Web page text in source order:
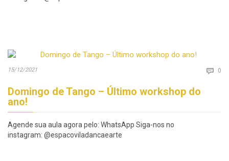
15/12/2021  0
Domingo de Tango – Último workshop do
ano!
Agende sua aula agora pelo: WhatsApp Siga-nos no
instagram: @espacoviladancaearte